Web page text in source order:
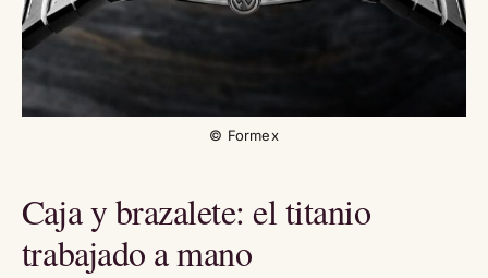
© Formex
Caja y brazalete: el titanio
trabajado a mano